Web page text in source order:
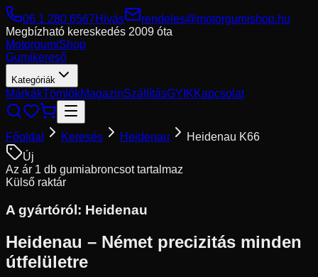
06 1 280 6567Hívás
rendeles@motorgumishop.hu
Megbízható kereskedés 2009 óta
MotorgumiShop
Gumikereső
Kategóriák
MárkákTömlőkMagazinSzállításGYIKKapcsolat
Főoldal Keresés Heidenau
Heidenau K66
Új
Az ár 1 db gumiabroncsot tartalmaz
Külső raktár
A gyártóról: Heidenau
Heidenau – Német precizitás minden
útfelületre